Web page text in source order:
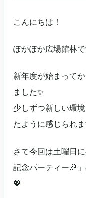
こんにちは！
ぽかぽか広場館林で
新年度が始まって
ました✨
少しずつ新しい環
たように感じられ
さて今回は土曜日
記念パーティー🎉
💖